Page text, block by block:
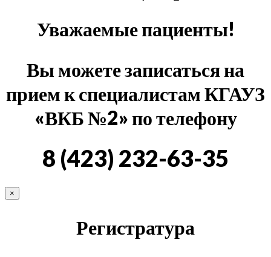
Уважаемые пациенты!
Вы можете записаться на
прием к специалистам КГАУЗ
«ВКБ №2» по телефону
8 (423) 232-63-35
×
Регистратура